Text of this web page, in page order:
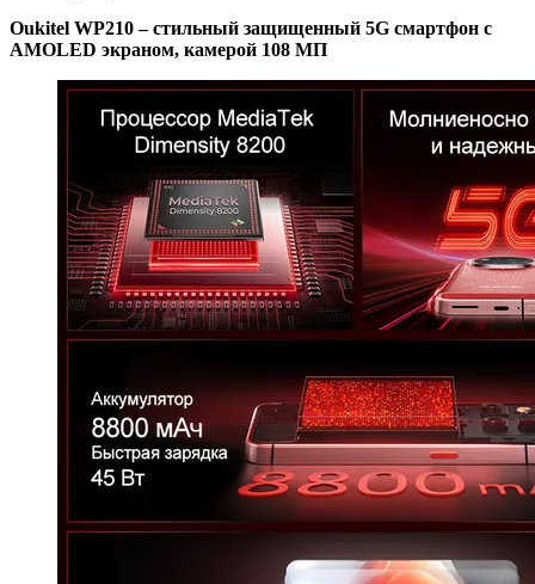
Oukitel WP210 – стильный защищенный 5G смартфон с
AMOLED экраном, камерой 108 МП